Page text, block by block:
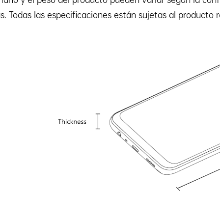
Todas las especificaciones están sujetas al producto